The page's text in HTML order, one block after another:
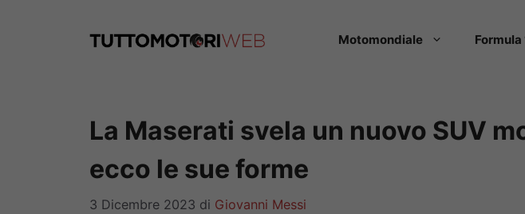
Motomondiale Formula
La Maserati svela un nuovo SUV
ecco le sue forme
3 Dicembre 2023 di Giovanni Messi